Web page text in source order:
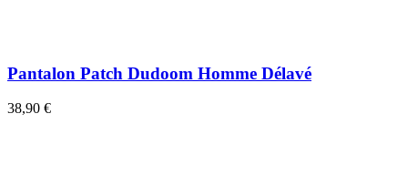
Pantalon Patch Dudoom Homme Délavé
38,90 €